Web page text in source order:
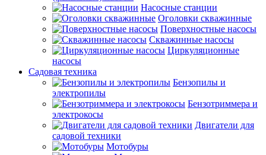
Насосные станции
Оголовки скважинные
Поверхностные насосы
Скважинные насосы
Циркуляционные
насосы
Садовая техника
Бензопилы и
электропилы
Бензотриммера и
электрокосы
Двигатели для
садовой техники
Мотобуры